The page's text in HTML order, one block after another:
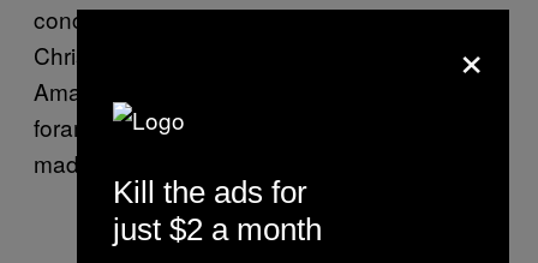
concorda que a culpa é dos humanos.
Christian Poirier, diretor de programas da
Amazon Watch, afirma que as queimadas
foram iniciadas por criadores de gado e
madeireiros limpando terras.
×
Kill the ads for
just $2 a month